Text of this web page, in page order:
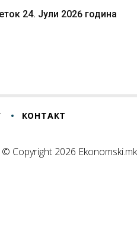
24. Јули 2026 година
КОНТАКТ
© Copyright 2026 Ekonomski.mk